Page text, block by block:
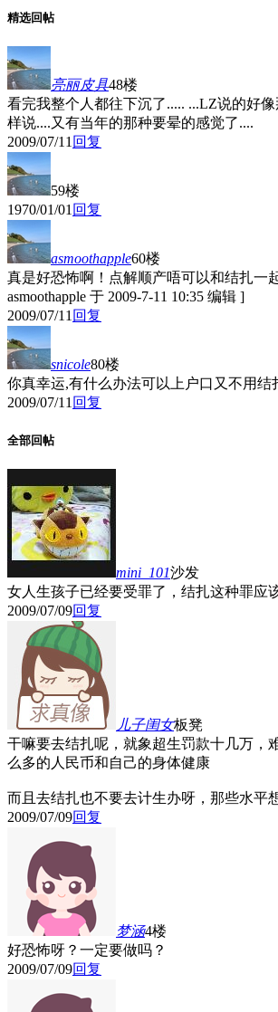
精选回帖
亮丽皮具48楼
看完我整个人都往下沉了..... ...LZ说的好
样说....又有当年的那种要晕的感觉了....
2009/07/11 回复
59楼
1970/01/01 回复
asmoothapple60楼
真是好恐怖啊！点解顺产唔可以和结扎一
asmoothapple 于 2009-7-11 10:35 编辑 ]
2009/07/11 回复
snicole80楼
你真幸运,有什么办法可以上户口又不用结
2009/07/11 回复
全部回帖
mini_101沙发
女人生孩子已经要受罪了，结扎这种罪应
2009/07/09回复
儿子闺女板凳
干嘛要去结扎呢，就象超生罚款十几万，
么多的人民币和自己的身体健康
而且去结扎也不要去计生办呀，那些水平
2009/07/09回复
梦涵4楼
好恐怖呀？一定要做吗？
2009/07/09回复